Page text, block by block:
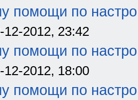
помощи по
12-2012, 23:42
помощи по
12-2012, 18:00
помощи по